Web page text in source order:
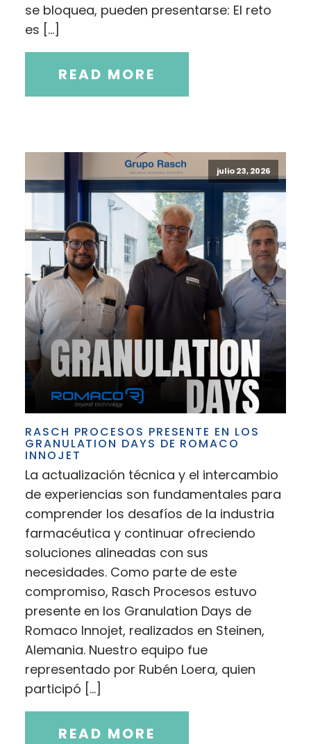
se bloquea, pueden presentarse: El reto
es […]
READ MORE
julio 23, 2026
RASCH PROCESOS PRESENTE EN LOS
GRANULATION DAYS DE ROMACO
INNOJET
La actualización técnica y el intercambio
de experiencias son fundamentales para
comprender los desafíos de la industria
farmacéutica y continuar ofreciendo
soluciones alineadas con sus
necesidades. Como parte de este
compromiso, Rasch Procesos estuvo
presente en los Granulation Days de
Romaco Innojet, realizados en Steinen,
Alemania. Nuestro equipo fue
representado por Rubén Loera, quien
participó […]
READ MORE